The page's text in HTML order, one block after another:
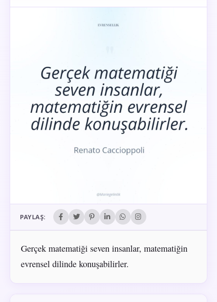
PAYLAŞ:
Gerçek matematiği seven insanlar, matematiğin
evrensel dilinde konuşabilirler.